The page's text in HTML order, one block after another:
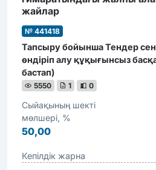
жайлар
№ 441418
Тапсыру бойынша Тендер
өндіріп алу құқығынсыз
бастап)
5550 1 0
Сыйақының шекті
мөлшері, %
50,00
Кепілдік жарна